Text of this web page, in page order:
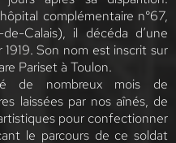
complémentaire n°67,
Calais), il décéda d’une
Son nom est inscrit sur
Pariset à Toulon.
de nombreux mois de
laissées par nos aînés, de
pour confectionner
le parcours de ce soldat